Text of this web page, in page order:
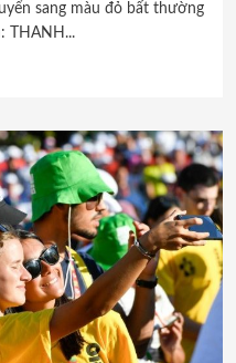
sang màu đỏ bất thường
THANH...